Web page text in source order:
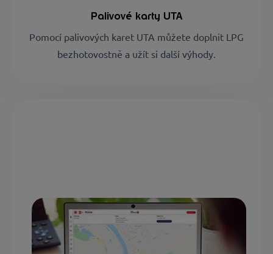
Palivové karty UTA
Pomocí palivových karet UTA můžete doplnit LPG
bezhotovostně a užít si další výhody.